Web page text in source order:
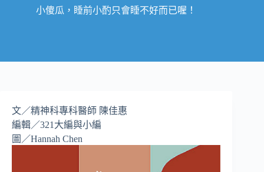
小傻瓜，睡前小酌只會睡不好而已喔！
文／精神科專科醫師 陳佳惠
編輯／321大編與小編
圖／Hannah Chen